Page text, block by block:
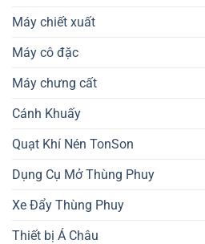
Máy chiết xuất
Máy cô đặc
Máy chưng cất
Cánh Khuấy
Quạt Khí Nén TonSon
Dụng Cụ Mở Thùng Phuy
Xe Đẩy Thùng Phuy
Thiết bị Á Châu